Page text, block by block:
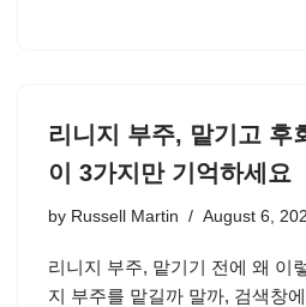
리니지 부주, 맡기고 후
이 3가지만 기억하세요
by Russell Martin August 6,
리니지 부주, 맡기기 전에 왜 이
지 부주를 맡길까 말까, 검색창